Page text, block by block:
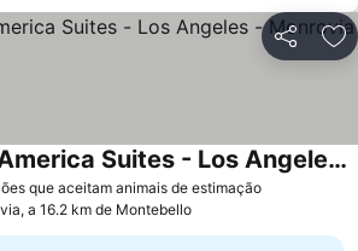
Partilhar
que aceitam animais de estimação
Extended Stay America Suites - Los Angeles - Monrovia
a 16.2 km de Montebello